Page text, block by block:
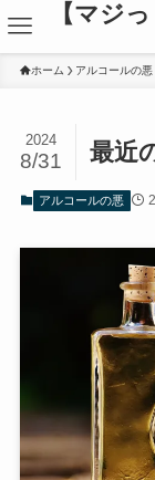
【マジ
ホーム アルコールの悪
最近
2024
8/31
アルコールの悪